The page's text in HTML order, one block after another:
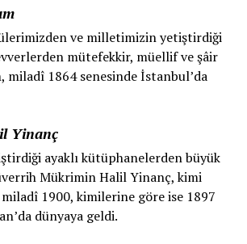
ve milletimizin yetiştirdiği
mütefekkir, müellif ve şâir
miladî 1864 senesinde İstanbul’da
Yinanç
ayaklı kütüphanelerden büyük
Mükrimin Halil Yinanç, kimi
1900, kimilerine göre ise 1897
dünyaya geldi.